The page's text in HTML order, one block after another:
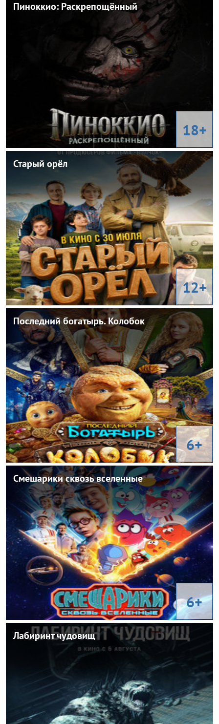
Пиноккио: Раскрепощённый
18+
Пиноккио: Раскрепощённый
Великобритания, США
Рис Фрейк-Уотерфилд
Ивэн Ллойд, Ричард Брейк, Роберт Инглунд, Адриан Бертон,
Старый орёл
12+
Старый орёл
2026
Страна:
Россия
Режиссер:
Мурад Ногмов
Жанр:
Семейный, комедия
В ролях:
Алик Караев, Павел Лёвкин, Миша Шульц, Иса Новиков,
Надежда Михалкова
Последний богатырь. Колобок
6+
Последний богатырь. Колобок
Страна:
Россия
Режиссер:
Антон Маслов
Жанр:
Комедия, фэнтзи, приключения
В ролях:
Дмитрий Журавлев, Гарик Харламов, Гоша Куценко, Мила
Ершова, Татьяна Догилева
Смешарики сквозь вселенные
6+
Смешарики сквозь вселенные
Год:
2026
Страна:
Россия
Режиссер:
Андрей Мармонтов, Илья Максимов
Жанр:
Фантастика, комедия, приключения
В ролях:
Людмила Артемьева, Иван Агапов, Александр Лыков, Ян
Цапник, Николай Добрынин
Лабиринт чудовищ Лабиринт чудовищ
Польша
Режиссер:
Бартош Ковальски
Жанр:
Ужасы
В ролях:
Мацей Даменцкий, Здислав Вардейн, Владимир Пресс, Анна
Нехребецка, Ann Korzeniecka